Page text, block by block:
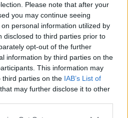
Please note that after your
you may continue seeing
personal information utilized by
disclosed to third parties prior to
opt-out of the further
information by third parties on the
This information may
third parties on the IAB’s List of
that may further disclose it to other